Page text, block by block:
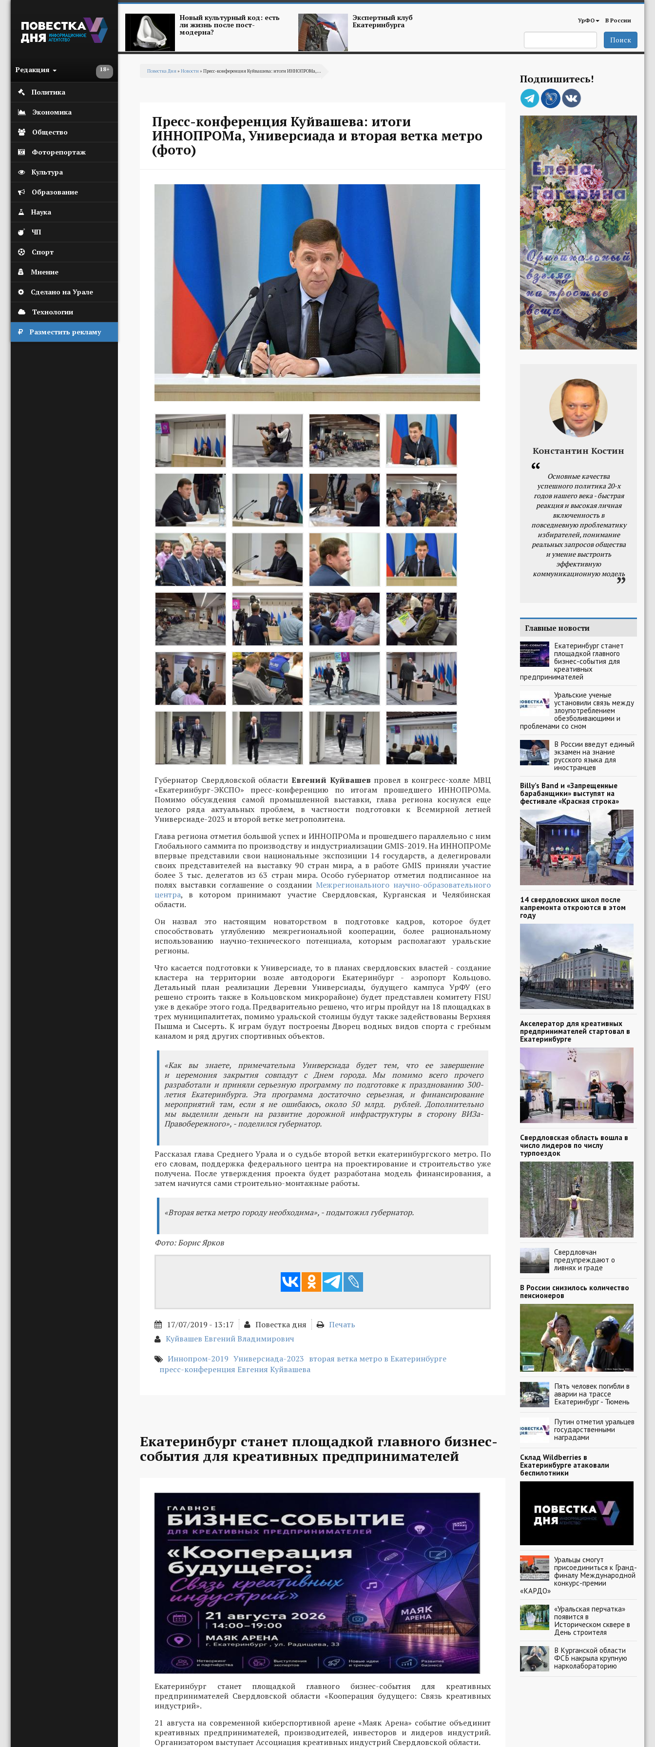
18+
Редакция
Политика
Экономика
Общество
Фоторепортаж
Культура
Образование
Наука
ЧП
Спорт
Мнение
Сделано на Урале
Технологии
Разместить рекламу
Новый культурный код: есть
ли жизнь после пост-
модерна?
Экспертный клуб
Екатеринбурга УрФО В России
Поиск
Повестка Дня» Новости» Пресс-конференция Куйвашева: итоги ИННОПРОМа,...
Пресс-конференция Куйвашева: итоги
ИННОПРОМа, Универсиада и вторая ветка метро
(фото)
Губернатор Свердловской области Евгений Куйвашев провел в конгресс-холле МВЦ
«Екатеринбург-ЭКСПО» пресс-конференцию по итогам прошедшего ИННОПРОМа.
Помимо обсуждения самой промышленной выставки, глава региона коснулся еще
целого ряда актуальных проблем, в частности подготовки к Всемирной летней
Универсиаде-2023 и второй ветке метрополитена.
Глава региона отметил большой успех и ИННОПРОМа и прошедшего параллельно с ним
Глобального саммита по производству и индустриализации GMIS-2019. На ИННОПРОМе
впервые представили свои национальные экспозиции 14 государств, а делегировали
своих представителей на выставку 90 стран мира, а в работе GMIS приняли участие
более 3 тыс. делегатов из 63 стран мира. Особо губернатор отметил подписанное на
полях выставки соглашение о создании Межрегионального научно-образовательного
центра, в котором принимают участие Свердловская, Курганская и Челябинская
области.
Он назвал это настоящим новаторством в подготовке кадров, которое будет
способствовать углублению межрегиональной кооперации, более рациональному
использованию научно-технического потенциала, которым располагают уральские
регионы.
Что касается подготовки к Универсиаде, то в планах свердловских властей - создание
кластера на территории возле автодороги Екатеринбург - аэропорт Кольцово.
Детальный план реализации Деревни Универсиады, будущего кампуса УрФУ (его
решено строить также в Кольцовском микрорайоне) будет представлен комитету FISU
уже в декабре этого года. Предварительно решено, что игры пройдут на 18 площадках в
трех муниципалитетах, помимо уральской столицы будут также задействованы Верхняя
Пышма и Сысерть. К играм будут построены Дворец водных видов спорта с гребным
каналом и ряд других спортивных объектов.
«Как вы знаете, примечательна Универсиада будет тем, что ее завершение
и церемония закрытия совпадут с Днем города. Мы помимо всего прочего
разработали и приняли серьезную программу по подготовке к празднованию 300-
летия Екатеринбурга. Эта программа достаточно серьезная, и финансирование
мероприятий там, если я не ошибаюсь, около 50 млрд. рублей. Дополнительно
мы выделили деньги на развитие дорожной инфраструктуры в сторону ВИЗа-
Правобережного», - поделился губернатор.
Рассказал глава Среднего Урала и o судьбе второй ветки екатеринбургского метро. По
его словам, поддержка федерального центра на проектирование и строительство уже
получена. После утверждения проекта будет разработана модель финансирования, а
затем начнутся сами строительно-монтажные работы.
«Вторая ветка метро городу необходима», - подытожил губернатор.
Фото: Борис Ярков
17/07/2019 - 13:17 Повестка дня
Печать
Куйвашев Евгений Владимирович
Иннопром-2019 Универсиада-2023 вторая ветка метро в Екатеринбурге
пресс-конференция Евгения Куйвашева
Екатеринбург станет площадкой главного бизнес-
события для креативных предпринимателей
Екатеринбург станет площадкой главного бизнес-события для креативных
предпринимателей Свердловской области «Кооперация будущего: Связь креативных
индустрий».
21 августа на современной киберспортивной арене «Маяк Арена» событие объединит
креативных предпринимателей, производителей, инвесторов и лидеров индустрий.
Организатором выступает Ассоциация креативных индустрий Свердловской области.
Подпишитесь!
Константин Костин
Основные качества
успешного политика 20-х
годов нашего века - быстрая
реакция и высокая личная
включенность в
повседневную проблематику
избирателей, понимание
реальных запросов общества
и умение выстроить
эффективную
коммуникационную модель
Главные новости
Екатеринбург станет
площадкой главного
бизнес-события для
креативных
предпринимателей
Уральские ученые
установили связь между
злоупотреблением
обезболивающими и
проблемами со сном
В России введут единый
экзамен на знание
русского языка для
иностранцев
Billy’s Band и «Запрещенные
барабанщики» выступят на
фестивале «Красная строка»
14 свердловских школ после
капремонта откроются в этом
году
Акселератор для креативных
предпринимателей стартовал в
Екатеринбурге
Свердловская область вошла в
число лидеров по числу
турпоездок
Свердловчан
предупреждают о
ливнях и граде
В России снизилось количество
пенсионеров
Пять человек погибли в
аварии на трассе
Екатеринбург - Тюмень
Путин отметил уральцев
государственными
наградами
Склад Wildberries в
Екатеринбурге атаковали
беспилотники
Уральцы смогут
присоединиться к Гранд-
финалу Международной
конкурс-премии
«КАРДО»
«Уральская перчатка»
появится в
Историческом сквере в
День строителя
В Курганской области
ФСБ накрыла крупную
нарколабораторию